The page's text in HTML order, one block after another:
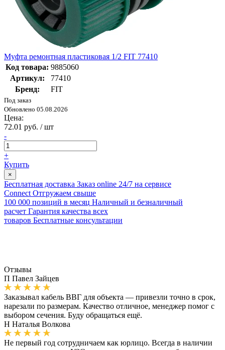
Муфта ремонтная пластиковая 1/2 FIT 77410
Код товара: 9885060
Артикул:
77410
Бренд:
FIT
Под заказ
Обновлено 05.08.2026
Цена:
72.01 руб. / шт
-
+
Купить
×
Бесплатная доставка Заказ online 24/7 на сервисе
Connect Отгружаем свыше
100 000 позиций в месяц Наличный и безналичный
расчет Гарантия качества всех
товаров Бесплатные консультации
Отзывы
П Павел Зайцев
Заказывал кабель ВВГ для объекта — привезли точно в срок,
нарезали по размерам. Качество отличное, менеджер помог с
выбором сечения. Буду обращаться ещё.
Н Наталья Волкова
Не первый год сотрудничаем как юрлицо. Всегда в наличии